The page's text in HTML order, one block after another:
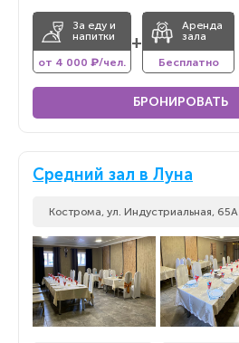
За еду и
напитки
от 4 000 ₽/чел.
+
Аренда
зала
Бесплатно
БРОНИРОВАТЬ
Средний зал в Луна
Кострома, ул. Индустриальная, 65А